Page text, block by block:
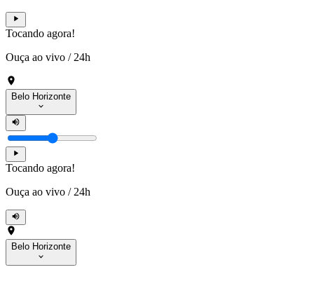
Tocando agora!
Ouça ao vivo / 24h
Belo Horizonte
Tocando agora!
Ouça ao vivo / 24h
Belo Horizonte